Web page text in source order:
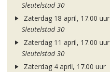
Sleutelstad 30
Zaterdag 18 april, 17.00 uur
Sleutelstad 30
Zaterdag 11 april, 17.00 uur
Sleutelstad 30
Zaterdag 4 april, 17.00 uur